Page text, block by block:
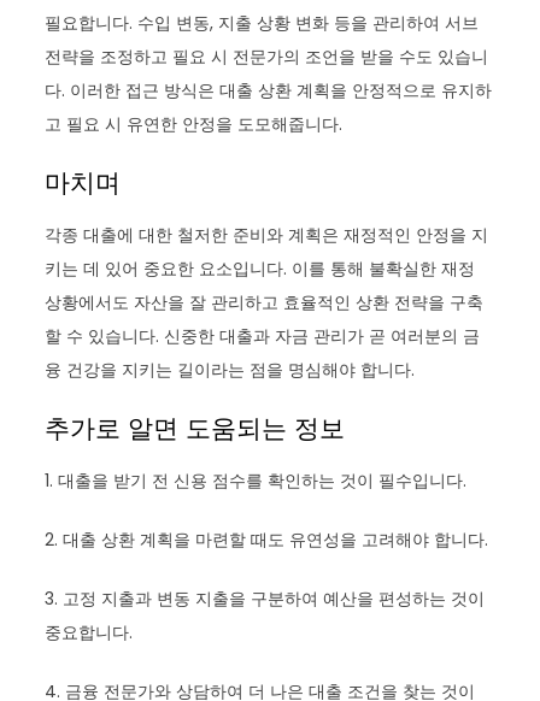
필요합니다. 수입 변동, 지출 상황 변화 등을 관리하여 서브
전략을 조정하고 필요 시 전문가의 조언을 받을 수도 있습니
다. 이러한 접근 방식은 대출 상환 계획을 안정적으로 유지하
고 필요 시 유연한 안정을 도모해줍니다.
마치며
각종 대출에 대한 철저한 준비와 계획은 재정적인 안정을 지
키는 데 있어 중요한 요소입니다. 이를 통해 불확실한 재정
상황에서도 자산을 잘 관리하고 효율적인 상환 전략을 구축
할 수 있습니다. 신중한 대출과 자금 관리가 곧 여러분의 금
융 건강을 지키는 길이라는 점을 명심해야 합니다.
추가로 알면 도움되는 정보
1. 대출을 받기 전 신용 점수를 확인하는 것이 필수입니다.
2. 대출 상환 계획을 마련할 때도 유연성을 고려해야 합니다.
3. 고정 지출과 변동 지출을 구분하여 예산을 편성하는 것이
중요합니다.
4. 금융 전문가와 상담하여 더 나은 대출 조건을 찾는 것이